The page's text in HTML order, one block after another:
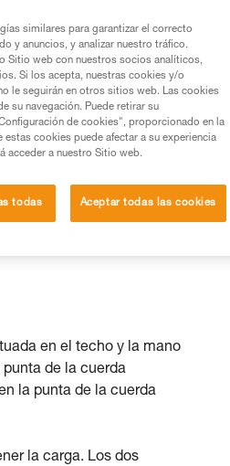
de
a
seguridad,
no
en el techo y la mano
de la cuerda
la punta de la cuerda
la carga. Los dos
similares para garantizar el correcto
y anuncios, y analizar nuestro tráfico.
Sitio web con nuestros socios analíticos,
Si los acepta, nuestras cookies y/o
le seguirán en otros sitios web. Las cookies
su navegación. Puede retirar su
de cookies", proporcionado en la
cookies puede afectar a su experiencia
acceder a nuestro Sitio web.
todas Aceptar todas las cookies